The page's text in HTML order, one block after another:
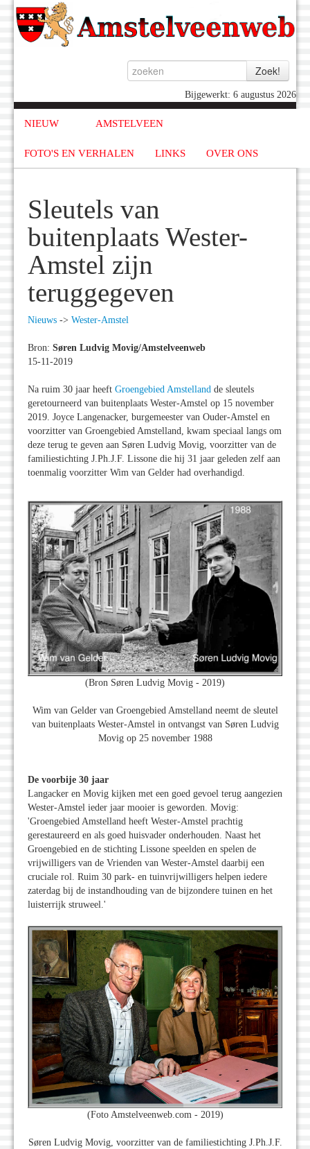
Bijgewerkt: 6 augustus 2026
NIEUW AMSTELVEEN
FOTO'S EN VERHALEN LINKS OVER ONS
Sleutels van
buitenplaats Wester-
Amstel zijn
teruggegeven
Nieuws -> Wester-Amstel
Bron: Søren Ludvig Movig/Amstelveenweb
15-11-2019
Na ruim 30 jaar heeft Groengebied Amstelland de sleutels
geretourneerd van buitenplaats Wester-Amstel op 15 november
2019. Joyce Langenacker, burgemeester van Ouder-Amstel en
voorzitter van Groengebied Amstelland, kwam speciaal langs om
deze terug te geven aan Søren Ludvig Movig, voorzitter van de
familiestichting J.Ph.J.F. Lissone die hij 31 jaar geleden zelf aan
toenmalig voorzitter Wim van Gelder had overhandigd.
(Bron Søren Ludvig Movig - 2019)
Wim van Gelder van Groengebied Amstelland neemt de sleutel
van buitenplaats Wester-Amstel in ontvangst van Søren Ludvig
Movig op 25 november 1988
De voorbije 30 jaar
Langacker en Movig kijken met een goed gevoel terug aangezien
Wester-Amstel ieder jaar mooier is geworden. Movig:
'Groengebied Amstelland heeft Wester-Amstel prachtig
gerestaureerd en als goed huisvader onderhouden. Naast het
Groengebied en de stichting Lissone speelden en spelen de
vrijwilligers van de Vrienden van Wester-Amstel daarbij een
cruciale rol. Ruim 30 park- en tuinvrijwilligers helpen iedere
zaterdag bij de instandhouding van de bijzondere tuinen en het
luisterrijk struweel.'
(Foto Amstelveenweb.com - 2019)
Søren Ludvig Movig, voorzitter van de familiestichting J.Ph.J.F.